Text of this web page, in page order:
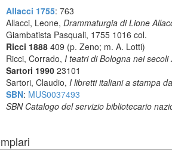
Allacci 1755: 763
Allacci, Leone, Drammaturgia di Lione
Giambatista Pasquali, 1755 1016 col.
Ricci 1888 409 (p. Zeno; m. A. Lotti)
Ricci, Corrado, I teatri di Bologna nei
Sartori 1990 23101
Sartori, Claudio, I libretti italiani a stampa
SBN: MUS0037493
SBN Catalogo del servizio bibliotecario